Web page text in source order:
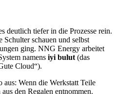
deutlich tiefer in die Prozesse rein.
schauen und selbst
ging. NNG Energy arbeitet
namens iyi bulut (das
Cloud“).
Wenn die Werkstatt Teile
den Regalen entnommen.